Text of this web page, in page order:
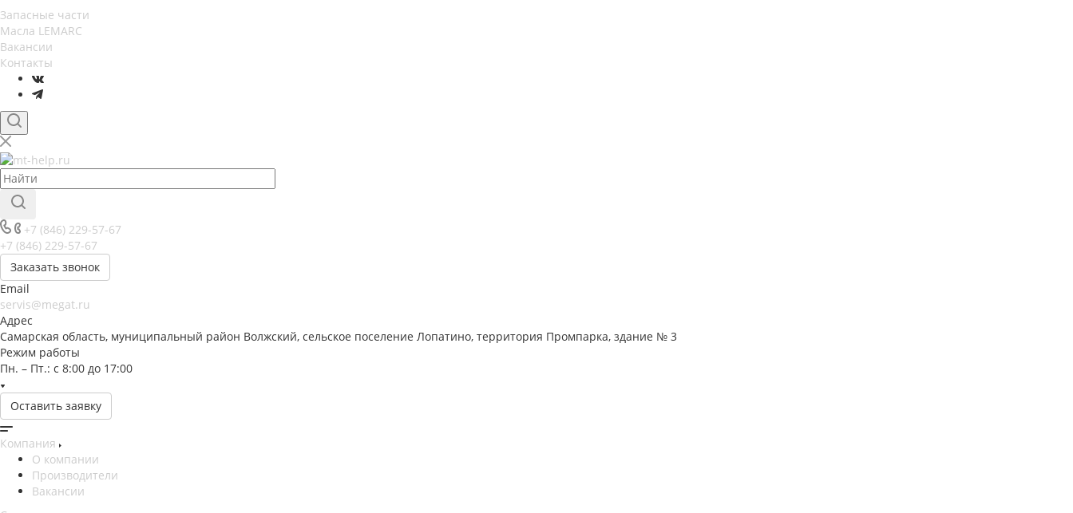
Запасные части
Масла LEMARC
Вакансии
Контакты
+7 (846) 229-57-67
+7 (846) 229-57-67
Заказать звонок
Email
servis@megat.ru
Адрес
Самарская область, муниципальный район Волжский, сельское поселение Лопатино, территория Промпарка, здание № 3
Режим работы
Пн. – Пт.: с 8:00 до 17:00
Оставить заявку
Компания
О компании
Производители
Вакансии